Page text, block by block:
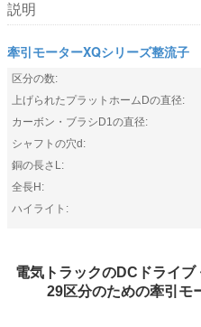
説明
牽引モーターXQシリーズ整流子
区分の数:
上げられたプラットホームDの直径:
カーボン・ブラシD1の直径:
シャフトの穴d:
銅の長さL:
全長H:
ハイライト:
電気トラックのDCドライ
29区分のための牽引モ